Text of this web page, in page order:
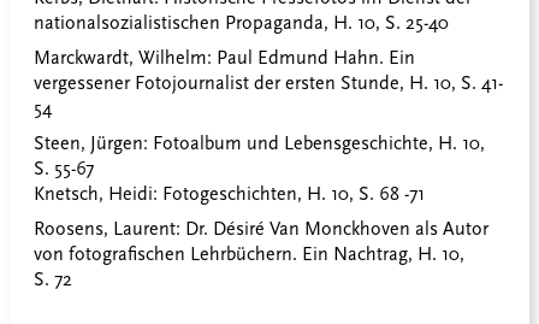
nationalsozialistischen Propaganda, H. 10, S. 25-40
Marckwardt, Wilhelm: Paul Edmund Hahn. Ein
vergessener Fotojournalist der ersten Stunde, H. 10, S. 41-
54
Steen, Jürgen: Fotoalbum und Lebensgeschichte, H. 10,
S. 55-67
Knetsch, Heidi: Fotogeschichten, H. 10, S. 68 -71
Roosens, Laurent: Dr. Désiré Van Monckhoven als Autor
von fotografischen Lehrbüchern. Ein Nachtrag, H. 10,
S. 72